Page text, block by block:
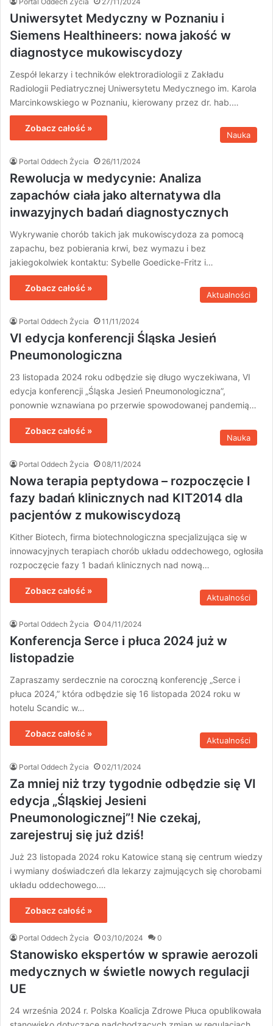
Uniwersytet Medyczny w Poznaniu i
Siemens Healthineers: nowa jakość w
diagnostyce mukowiscydozy
Zespół lekarzy i techników elektroradiologii z Zakładu
Radiologii Pediatrycznej Uniwersytetu Medycznego im. Karola
Marcinkowskiego w Poznaniu, kierowany przez dr. hab.…
Zobacz całość »
Nauka
Portal Oddech Życia 26/11/2024
Rewolucja w medycynie: Analiza
zapachów ciała jako alternatywa dla
inwazyjnych badań diagnostycznych
Wykrywanie chorób takich jak mukowiscydoza za pomocą
zapachu, bez pobierania krwi, bez wymazu i bez
jakiegokolwiek kontaktu: Sybelle Goedicke-Fritz i…
Zobacz całość »
Aktualności
Portal Oddech Życia 11/11/2024
VI edycja konferencji Śląska Jesień
Pneumonologiczna
23 listopada 2024 roku odbędzie się długo wyczekiwana, VI
edycja konferencji „Śląska Jesień Pneumonologiczna”,
ponownie wznawiana po przerwie spowodowanej pandemią…
Zobacz całość »
Nauka
Portal Oddech Życia 08/11/2024
Nowa terapia peptydowa – rozpoczęcie I
fazy badań klinicznych nad KIT2014 dla
pacjentów z mukowiscydozą
Kither Biotech, firma biotechnologiczna specjalizująca się w
innowacyjnych terapiach chorób układu oddechowego, ogłosiła
rozpoczęcie fazy 1 badań klinicznych nad nową…
Zobacz całość »
Aktualności
Portal Oddech Życia 04/11/2024
Konferencja Serce i płuca 2024 już w
listopadzie
Zapraszamy serdecznie na coroczną konferencję „Serce i
płuca 2024,” która odbędzie się 16 listopada 2024 roku w
hotelu Scandic w…
Zobacz całość »
Aktualności
Portal Oddech Życia 02/11/2024
Za mniej niż trzy tygodnie odbędzie się VI
edycja „Śląskiej Jesieni
Pneumonologicznej”! Nie czekaj,
zarejestruj się już dziś!
Już 23 listopada 2024 roku Katowice staną się centrum wiedzy
i wymiany doświadczeń dla lekarzy zajmujących się chorobami
układu oddechowego.…
Zobacz całość »
Portal Oddech Życia 03/10/2024 0
Stanowisko ekspertów w sprawie aerozoli
medycznych w świetle nowych regulacji
UE
24 września 2024 r. Polska Koalicja Zdrowe Płuca opublikowała